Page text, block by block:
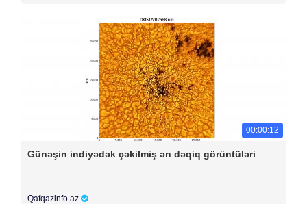
00:00:12
Günəşin indiyədək çəkilmiş ən dəqiq görüntüləri
Qafqazinfo.az